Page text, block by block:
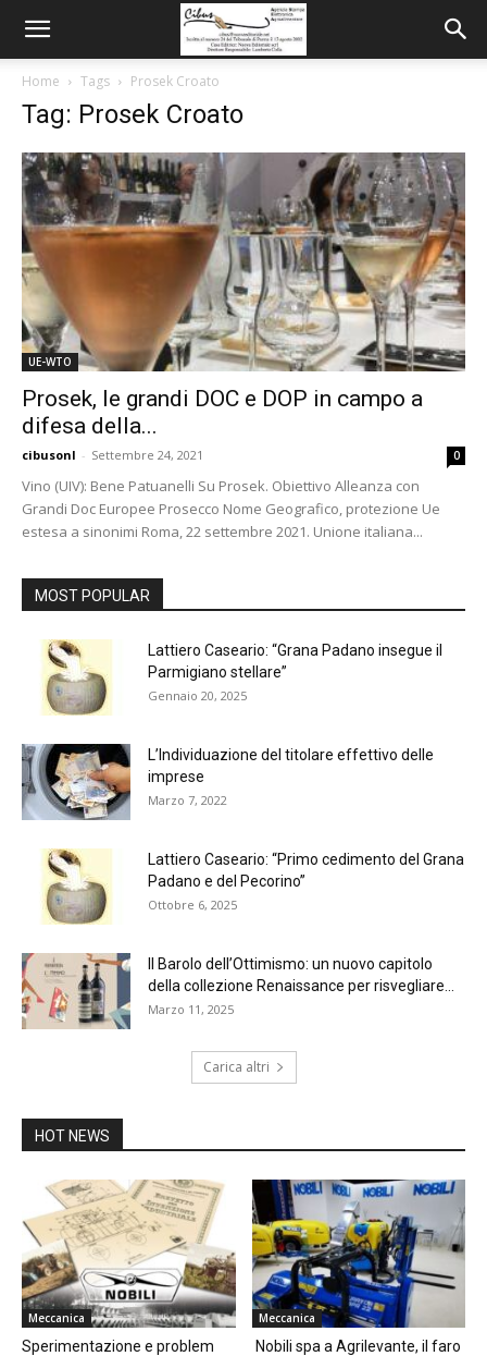
Home Tags Prosek Croato
Tag: Prosek Croato
UE-WTO
Prosek, le grandi DOC e DOP in campo a
difesa della...
cibusonl - Settembre 24, 2021 0
Vino (UIV): Bene Patuanelli Su Prosek. Obiettivo Alleanza con
Grandi Doc Europee Prosecco Nome Geografico, protezione Ue
estesa a sinonimi Roma, 22 settembre 2021. Unione italiana...
MOST POPULAR
Lattiero Caseario: “Grana Padano insegue il
Parmigiano stellare”
Gennaio 20, 2025
L’Individuazione del titolare effettivo delle
imprese
Marzo 7, 2022
Lattiero Caseario: “Primo cedimento del Grana
Padano e del Pecorino”
Ottobre 6, 2025
Il Barolo dell’Ottimismo: un nuovo capitolo
della collezione Renaissance per risvegliare...
Marzo 11, 2025
Carica altri
HOT NEWS
Meccanica
Sperimentazione e problem
Meccanica
Nobili spa a Agrilevante, il faro